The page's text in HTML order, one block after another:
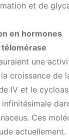
et de
en hormones
télomérase
une
croissance de
IV et le
Ces
actuellement.